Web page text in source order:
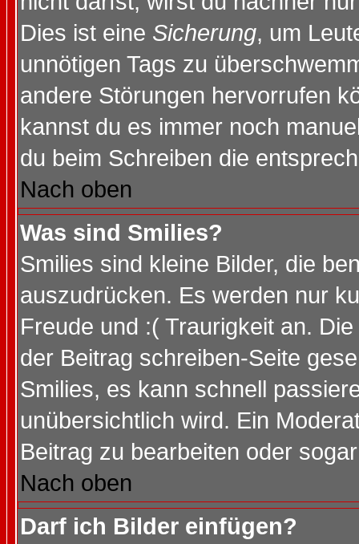
Dies ist eine Sicherung, um
unnötigen Tags zu
andere Störungen hervorrufen
kannst du es immer noch
du beim Schreiben die
Nach oben
Was sind Smilies?
Smilies sind kleine Bilder, die
auszudrücken. Es werden nur
Freude und :( Traurigkeit an.
der Beitrag schreiben-Seite
Smilies, es kann schnell
unübersichtlich wird. Ein
Beitrag zu bearbeiten oder
Nach oben
Darf ich Bilder einfügen?